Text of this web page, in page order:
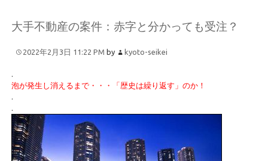
大手不動産の案件：赤字と分かっても受注？
2022年2月3日 11:22 PM by kyoto-seikei
.
泡が発生し消えるまで・・・「歴史は繰り返す」のか！
.
.